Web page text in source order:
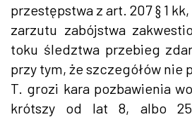
przestępstwa z art. 207 § 1
zarzutu zabójstwa
toku śledztwa przebieg
przy tym, że szczegółów nie
T. grozi kara pozbawienia
krótszy od lat 8, albo